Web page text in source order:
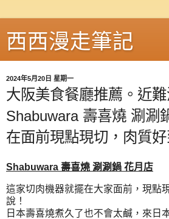
西西漫走筆記
2024年5月20日 星期一
大阪美食餐廳推薦。近
Shabuwara 壽喜燒 涮涮
在面前現點現切，肉質好
Shabuwara 壽喜燒 涮涮鍋 花月店
這家切肉機器就擺在大家面前，現點
說！
日本壽喜燒煮久了也不會太鹹，來日